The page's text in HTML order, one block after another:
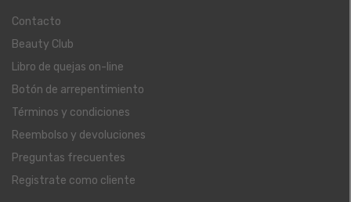
Contacto
Beauty Club
Libro de quejas on-line
Botón de arrepentimiento
Términos y condiciones
Reembolso y devoluciones
Preguntas frecuentes
Registrate como cliente